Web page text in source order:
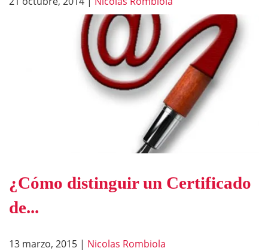
¿Cómo distinguir un Certificado
de...
13 marzo, 2015 | Nicolas Rombiola